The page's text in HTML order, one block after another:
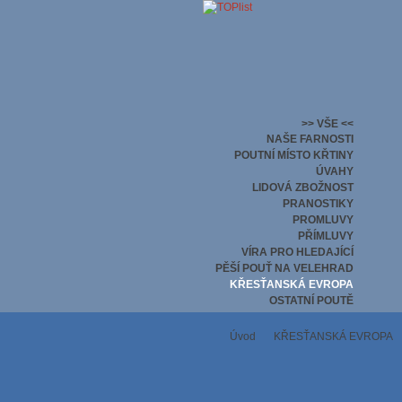
>> VŠE <<
NAŠE FARNOSTI
POUTNÍ MÍSTO KŘTINY
ÚVAHY
LIDOVÁ ZBOŽNOST
PRANOSTIKY
PROMLUVY
PŘÍMLUVY
VÍRA PRO HLEDAJÍCÍ
PĚŠÍ POUŤ NA VELEHRAD
KŘESŤANSKÁ EVROPA
OSTATNÍ POUTĚ
Úvod KŘESŤANSKÁ EVROPA